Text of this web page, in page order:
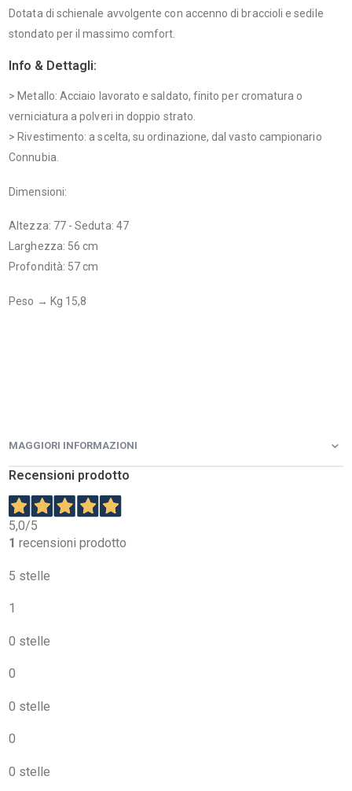
Dotata di schienale avvolgente con accenno di braccioli e sedile
stondato per il massimo comfort.
Info & Dettagli:
> Metallo: Acciaio lavorato e saldato, finito per cromatura o
verniciatura a polveri in doppio strato.
> Rivestimento: a scelta, su ordinazione, dal vasto campionario
Connubia.
Dimensioni:
Altezza: 77 - Seduta: 47
Larghezza: 56 cm
Profondità: 57 cm
Peso → Kg 15,8
MAGGIORI INFORMAZIONI
Recensioni prodotto
5,0/5
1 recensioni prodotto
5 stelle
1
0 stelle
0
0 stelle
0
0 stelle